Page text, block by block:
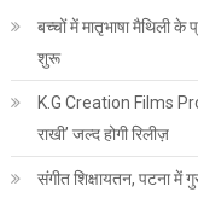
बच्चों में मातृभाषा मैथिली
शुरू
K.G Creation Films
राखी’ जल्द होगी रिलीज़
संगीत शिक्षायतन, पटना